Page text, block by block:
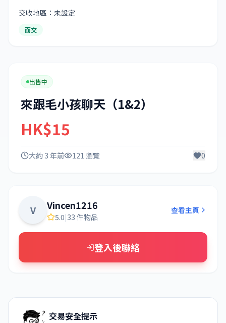
交收地區：未設定
面交
出售中
來跟毛小孩聊天（1&2）
HK$15
大約 3 年前 121 瀏覽 0
V Vincen1216
5.0|33 件物品
查看主頁
登入後聯絡
交易安全提示